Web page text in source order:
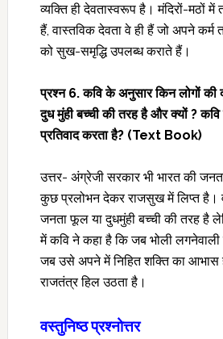
व्यक्ति ही देवतास्वरूप है। मंदिरों-मठों में
हैं, वास्तविक देवता वे ही हैं जो अपने कर्म
को सुख-समृद्धि उपलब्ध कराते हैं।
प्रश्न 6. कवि के अनुसार किन लोगों की
दुध मुंही बच्ची की तरह है और क्यों ?
प्रतिवाद करता है? (Text Book)
उत्तर- अंग्रेजी सरकार भी भारत की
कुछ प्रलोभन देकर राजसुख में लिप्त है।
जनता फूल या दुधमुंही बच्ची की तरह है
में कवि ने कहा है कि जब भोली लगनेवाली
जब उसे अपने में निहित शक्ति का आभास
राजतंत्र हिल उठता है।
वस्‍तुनिष्‍ठ प्रश्‍नोत्तर